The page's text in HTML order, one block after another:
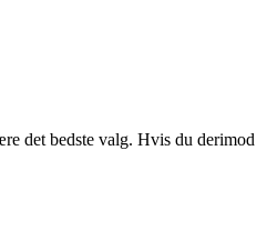
det bedste valg. Hvis du derimod